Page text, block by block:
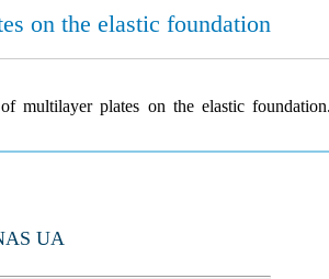
on the elastic foundation
multilayer plates on the elastic
UA